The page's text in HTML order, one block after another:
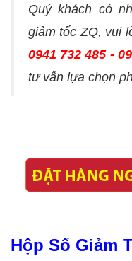
Quý khách có
giảm tốc ZQ, vui
0941 732 485 -
tư vấn lựa chọn
Hộp Số Giảm